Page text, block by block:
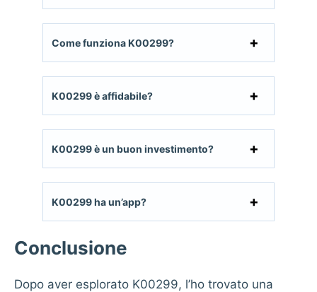
Come funziona K00299?
K00299 è affidabile?
K00299 è un buon investimento?
K00299 ha un’app?
Conclusione
Dopo aver esplorato K00299, l’ho trovato una